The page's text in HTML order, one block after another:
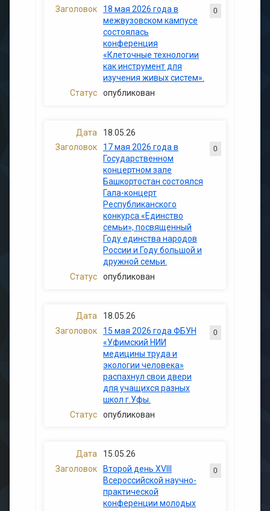
18 мая 2026 года в
межвузовском кампусе
состоялась
конференция
«Клеточные технологии
как инструмент для
изучения живых систем».
0
опубликован
18.05.26
17 мая 2026 года в
Государственном
концертном зале
Башкортостан состоялся
Гала-концерт
Республиканского
конкурса «Единство
семьи», посвященный
Году единства народов
России и Году большой и
дружной семьи.
0
опубликован
18.05.26
15 мая 2026 года ФБУН
«Уфимский НИИ
медицины труда и
экологии человека»
распахнул свои двери
для учащихся разных
школ г.Уфы.
0
опубликован
15.05.26
Второй день XVIII
Всероссийской научно-
практической
конференции молодых
0